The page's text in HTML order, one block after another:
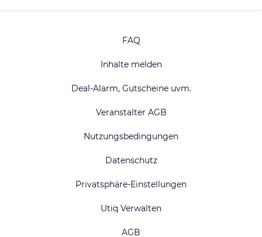
FAQ
Inhalte melden
Deal-Alarm, Gutscheine uvm.
Veranstalter AGB
Nutzungsbedingungen
Datenschutz
Privatsphäre-Einstellungen
Utiq Verwalten
AGB